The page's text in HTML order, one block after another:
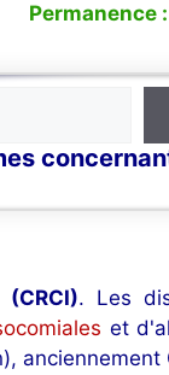
Permanence
. Les
et